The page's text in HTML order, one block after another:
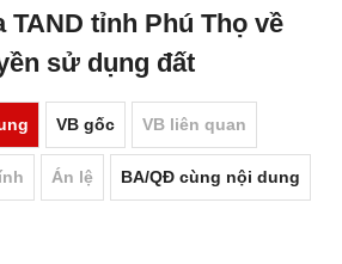
TAND tỉnh Phú Thọ về
sử dụng đất
VB gốc VB liên quan
Án lệ BA/QĐ cùng nội dung